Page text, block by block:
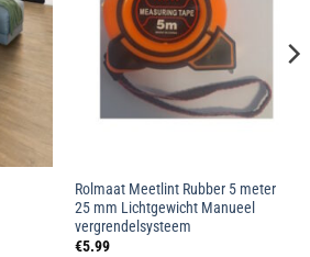
Rolmaat Meetlint Rubber 5 meter
25 mm Lichtgewicht Manueel
vergrendelsysteem
€5.99